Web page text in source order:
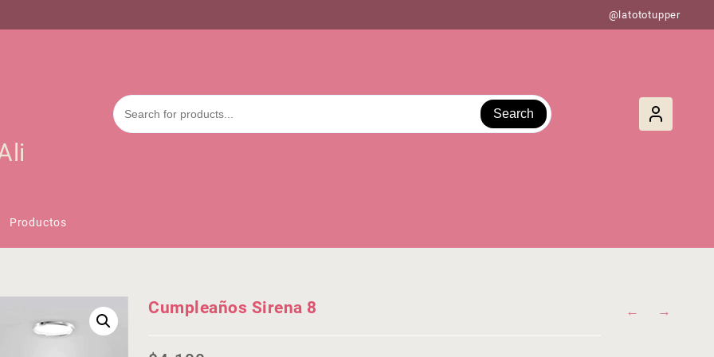
@latototupper
Search
Productos
← →
Cumpleaños Sirena 8